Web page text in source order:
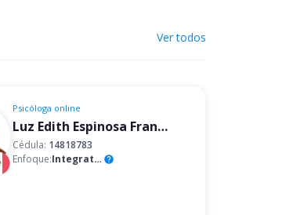
Ver todos
Psicóloga online
Luz Edith Espinosa Franco
Cédula: 14818783
Enfoque:
Integrativo help